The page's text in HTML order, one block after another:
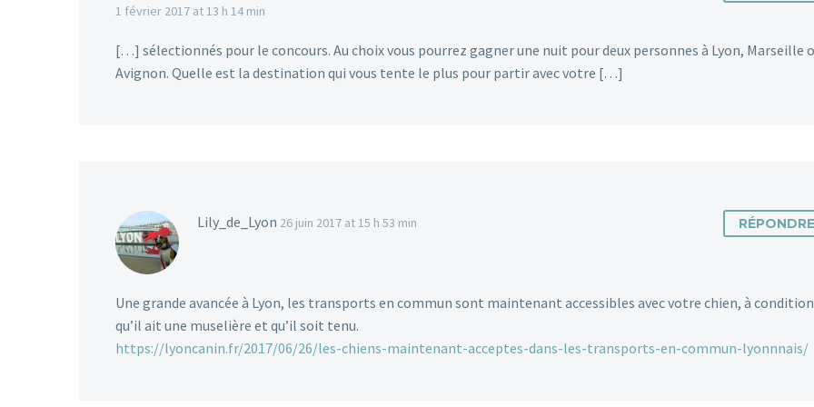
1 février 2017 at 13 h 14 min
[…] sélectionnés pour le concours. Au choix vous pourrez gagner une nuit pour deux personnes à Lyon, Marseille
Avignon. Quelle est la destination qui vous tente le plus pour partir avec votre […]
Lily_de_Lyon 26 juin 2017 at 15 h 53 min RÉPONDRE
Une grande avancée à Lyon, les transports en commun sont maintenant accessibles avec votre chien, à condition
qu’il ait une muselière et qu’il soit tenu.
https://lyoncanin.fr/2017/06/26/les-chiens-maintenant-acceptes-dans-les-transports-en-commun-lyonnnais/